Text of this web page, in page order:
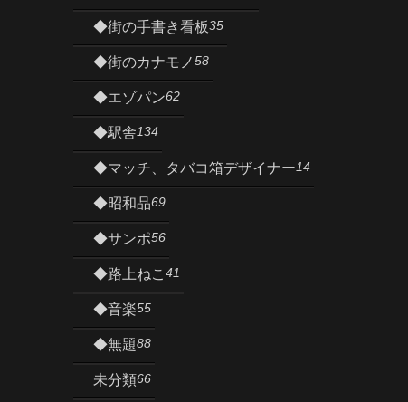
◆街の手書き看板35
◆街のカナモノ58
◆エゾパン62
◆駅舎134
◆マッチ、タバコ箱デザイナー14
◆昭和品69
◆サンポ56
◆路上ねこ 41
◆音楽55
◆無題88
未分類66